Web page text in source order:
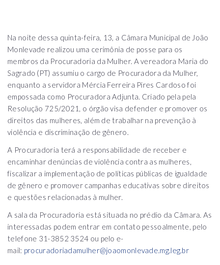
Na noite dessa quinta-feira, 13, a Câmara Municipal de João
Monlevade realizou uma cerimônia de posse para os
membros da Procuradoria da Mulher. A vereadora Maria do
Sagrado (PT) assumiu o cargo de Procuradora da Mulher,
enquanto a servidora Mércia Ferreira Pires Cardoso foi
empossada como Procuradora Adjunta. Criado pela pela
Resolução 725/2021, o órgão visa defender e promover os
direitos das mulheres, além de trabalhar na prevenção à
violência e discriminação de gênero.
A Procuradoria terá a responsabilidade de receber e
encaminhar denúncias de violência contra as mulheres,
fiscalizar a implementação de políticas públicas de igualdade
de gênero e promover campanhas educativas sobre direitos
e questões relacionadas à mulher.
A sala da Procuradoria está situada no prédio da Câmara. As
interessadas podem entrar em contato pessoalmente, pelo
telefone 31-3852 3524 ou pelo e-
mail: procuradoriadamulher@joaomonlevade.mg.leg.br